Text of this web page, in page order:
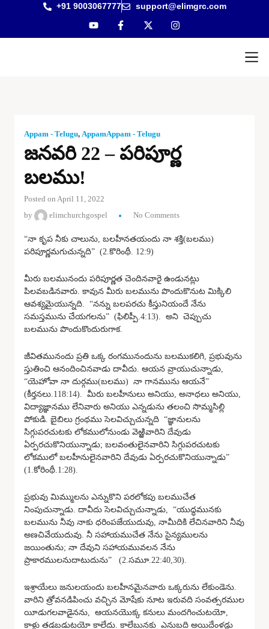
+91 9003067777 support@elimgrc.com
Appam - Telugu, AppamAppam - Telugu
జనవరి 22 – పరిపూర్ణ
బలము!
Posted on April 11, 2022
by
elimchurchgospel No Comments
“నా కృప నీకు చాలును, బలహీనతయందు నా శక్తి(బలము)
పరిపూర్ణమగుచున్నది” (2.కొరింథీ. 12:9)
మీరు బలమునందు పరిపూర్ణత చెందినవారై ఉండునట్లు
పిలవబడినవారు. కావున మీరు బలమును పొందుకొనుట మిక్కిలి
ఆవశ్యమైయున్నది. “నన్ను బలపరచు కీస్తునియందే నేను
సమస్తమును చేయగలను” (ఫిలిప్పీ.4:13). అని చెప్పుచు
బలమును పొందుకొందురుగాక.
జీవితమునందు ప్రతి ఒక్క రంగమునందును బలముకలిగి, ప్రభువును
స్తుతించి ఆనందించినవాడు దావీదు. ఆయన వ్రాయుచున్నాడు,
“యెహోవా నా దుర్గము(బలము) నా గానమును ఆయనే”
(కీర్తనలు.118:14). మీరు బలహీనులు అనియు, అనాధలు అనియు,
విద్యాజ్ఞానము లేనివారు అనియు ఎన్నడును తలంచి సొమ్మసిల్లి
పోకుడి. బైబిలు గ్రంథము సెలవిచ్చుచున్నది “జ్ఞానులను
సిగ్గుపరచుటకు లోకములోనుండు వెఱ్ఱివారిని దేవుడు
ఏర్పరచుకొనియున్నాడు; బలవంతులైనవారిని సిగ్గుపరచుటకు
లోకములో బలహీనులైనవారిని దేవుడు ఏర్పరచుకొనియున్నాడు”
(1.కోరింథీ.1:28).
ప్రభువు మిమ్ములను ఎన్నుకొని పరలోకపు బలముచేత
నింపుచున్నాడు. దావీదు సెలవిచ్చుచున్నాడు, “యుద్ధమునకు
బలమును నీవు నాకు ధరింపజేయుదువు, నామీదికి లేచినవారిని నీవు
అణచివేయుదువు. నీ సహాయముచేత నేను సైన్యములను
జయింతును; నా దేవుని సహాయమువలన నేను
ప్రాకారములనుదాటుదును” (2.సమూ.22:40,30).
ఇశ్రాయేలు జనులయందు బలహీనమైనవారు ఒక్కరును లేకుండెను.
వారిని త్రోవనడిపించు వచ్చిన మోషేకు నూట ఇరువది సంవత్సరముల
యీడుగలవాడైనను, ఆయనయొక్క కనులు మందగించుటయో,
కాళ్లు తడబడుటయో కాలేదు. కాలేబునకు ఎనుబది అయిదేంళడ్లు